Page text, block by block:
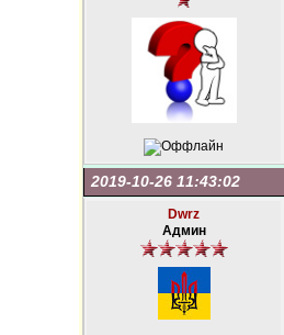
2019-10-26 11:43:02
Dwrz
Админ